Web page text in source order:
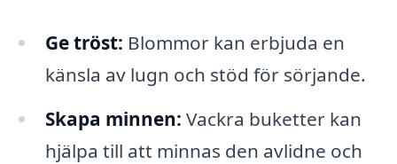
Ge tröst: Blommor kan erbjuda en
känsla av lugn och stöd för sörjande.
Skapa minnen: Vackra buketter kan
hjälpa till att minnas den avlidne och